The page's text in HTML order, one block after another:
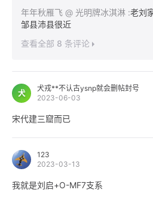
年年秋雁飞 @ 光明牌冰淇淋 :老刘
邹县沛县很近
查看全部 8 条评论
犬
犬戎**不认古ysnp就会删帖封号
2023-06-03
宋代建三窟而已
123
2023-03-13
我就是刘启+O-MF7支系